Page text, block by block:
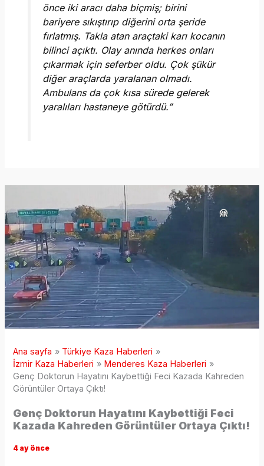
önce iki aracı daha biçmiş; birini
bariyere sıkıştırıp diğerini orta şeride
fırlatmış. Takla atan araçtaki karı kocanın
bilinci açıktı. Olay anında herkes onları
çıkarmak için seferber oldu. Çok şükür
diğer araçlarda yaralanan olmadı.
Ambulans da çok kısa sürede gelerek
yaralıları hastaneye götürdü.”
Ana sayfa
Türkiye Kaza Haberleri
İzmir Kaza Haberleri
Menderes Kaza Haberleri
Genç Doktorun Hayatını Kaybettiği Feci Kazada Kahreden
Görüntüler Ortaya Çıktı!
Genç Doktorun Hayatını Kaybettiği Feci
Kazada Kahreden Görüntüler Ortaya Çıktı!
4 ay önce